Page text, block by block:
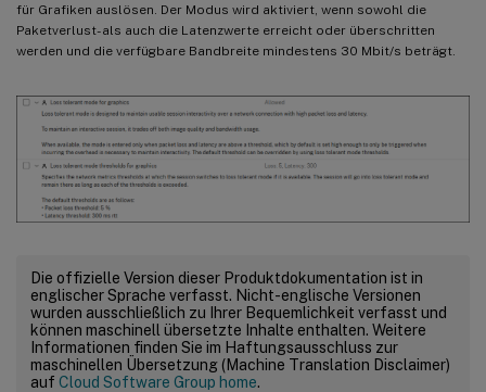
für Grafiken auslösen. Der Modus wird aktiviert, wenn sowohl die
Paketverlust- als auch die Latenzwerte erreicht oder überschritten
werden und die verfügbare Bandbreite mindestens 30 Mbit/s beträgt.
Die offizielle Version dieser Produktdokumentation ist in
englischer Sprache verfasst. Nicht-englische Versionen
wurden ausschließlich zu Ihrer Bequemlichkeit verfasst und
können maschinell übersetzte Inhalte enthalten. Weitere
Informationen finden Sie im Haftungsausschluss zur
maschinellen Übersetzung (Machine Translation Disclaimer)
auf Cloud Software Group home.